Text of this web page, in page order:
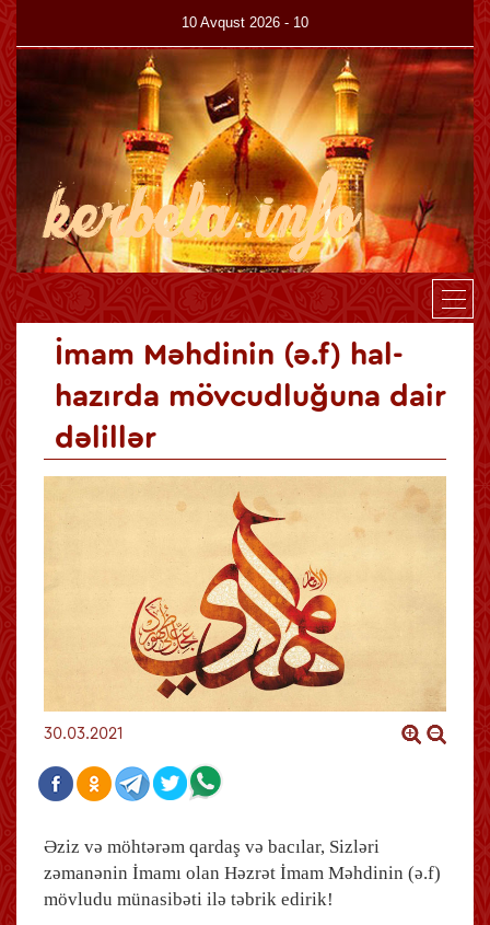
10 Avqust 2026 - 10
Canlı Haqqımızda Kitabxana Az En
İmam Məhdinin (ə.f) hal-
hazırda mövcudluğuna dair
dəlillər
30.03.2021
Əziz və möhtərəm qardaş və bacılar, Sizləri
zəmanənin İmamı olan Həzrət İmam Məhdinin (ə.f)
mövludu münasibəti ilə təbrik edirik!